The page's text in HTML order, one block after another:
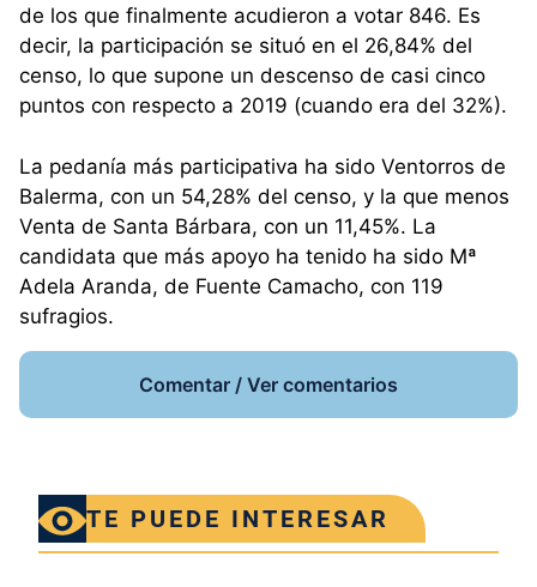
de los que finalmente acudieron a votar 846. Es
decir, la participación se situó en el 26,84% del
censo, lo que supone un descenso de casi cinco
puntos con respecto a 2019 (cuando era del 32%).
La pedanía más participativa ha sido Ventorros de
Balerma, con un 54,28% del censo, y la que menos
Venta de Santa Bárbara, con un 11,45%. La
candidata que más apoyo ha tenido ha sido Mª
Adela Aranda, de Fuente Camacho, con 119
sufragios.
Comentar / Ver comentarios
TE PUEDE INTERESAR